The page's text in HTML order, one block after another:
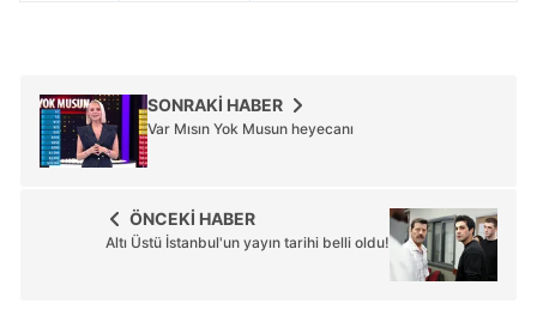
SONRAKİ HABER
Var Mısın Yok Musun heyecanı
ÖNCEKİ HABER
Altı Üstü İstanbul'un yayın tarihi belli oldu!